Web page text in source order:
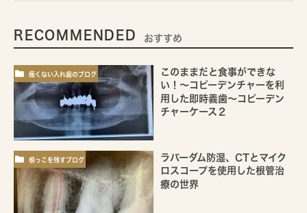
RECOMMENDED おすすめ
痛くない入れ歯のブログ
このままだと食事ができな
い！～コピーデンチャーを利
用した即時義歯～コピーデン
チャーケース２
根っこを残すブログ
ラバーダム防湿、CTとマイク
ロスコープを使用した根管治
療の世界